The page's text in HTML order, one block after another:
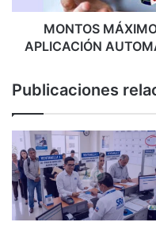
DE
BENEFICIOS...
MONTOS
APLICACIÓN
Publicaciones